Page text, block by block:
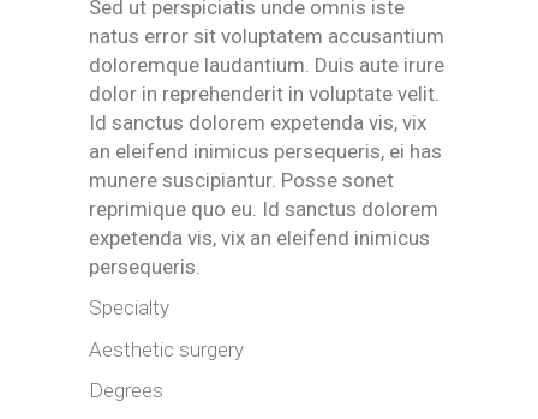
Sed ut perspiciatis unde omnis iste
natus error sit voluptatem accusantium
doloremque laudantium. Duis aute irure
dolor in reprehenderit in voluptate velit.
Id sanctus dolorem expetenda vis, vix
an eleifend inimicus persequeris, ei has
munere suscipiantur. Posse sonet
reprimique quo eu. Id sanctus dolorem
expetenda vis, vix an eleifend inimicus
persequeris.
Specialty
Aesthetic surgery
Degrees